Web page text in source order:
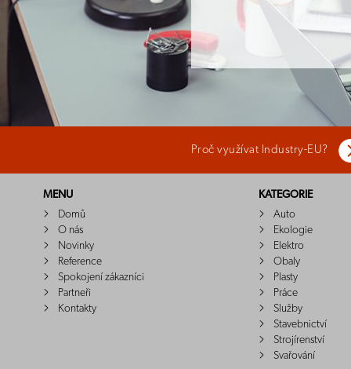
Proč využívat Industry-EU?
MENU
Domů
O nás
Novinky
Reference
Spokojení zákazníci
Partneři
Kontakty
KATEGORIE
Auto
Ekologie
Elektro
Obaly
Plasty
Práce
Služby
Stavebnictví
Strojírenství
Svařování